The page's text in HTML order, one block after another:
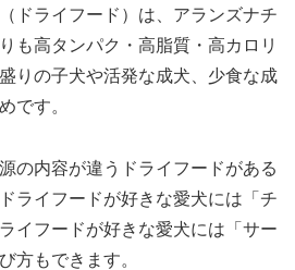
ドライフード）は、アランズナチ
も高タンパク・高脂質・高カロリ
りの子犬や活発な成犬、少食な成
です。
の内容が違うドライフードがある
ライフードが好きな愛犬には「チ
イフードが好きな愛犬には「サー
方もできます。